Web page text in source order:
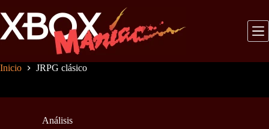
al
contenido
Inicio JRPG clásico
Análisis